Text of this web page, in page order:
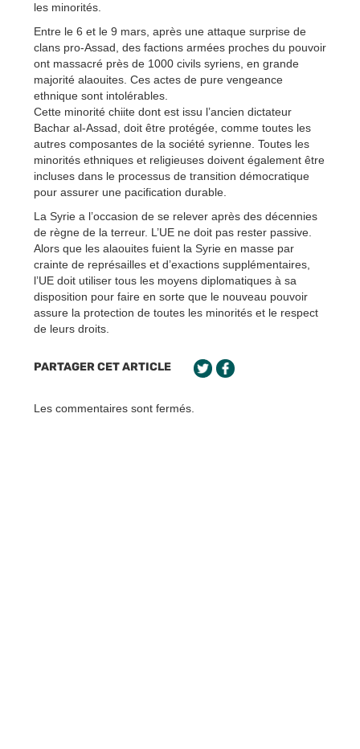
les minorités.
Entre le 6 et le 9 mars, après une attaque surprise de
clans pro-Assad, des factions armées proches du pouvoir
ont massacré près de 1000 civils syriens, en grande
majorité alaouites. Ces actes de pure vengeance
ethnique sont intolérables.
Cette minorité chiite dont est issu l’ancien dictateur
Bachar al-Assad, doit être protégée, comme toutes les
autres composantes de la société syrienne. Toutes les
minorités ethniques et religieuses doivent également être
incluses dans le processus de transition démocratique
pour assurer une pacification durable.
La Syrie a l’occasion de se relever après des décennies
de règne de la terreur. L’UE ne doit pas rester passive.
Alors que les alaouites fuient la Syrie en masse par
crainte de représailles et d’exactions supplémentaires,
l’UE doit utiliser tous les moyens diplomatiques à sa
disposition pour faire en sorte que le nouveau pouvoir
assure la protection de toutes les minorités et le respect
de leurs droits.
PARTAGER CET ARTICLE
Les commentaires sont fermés.